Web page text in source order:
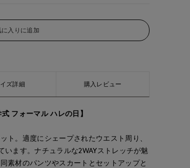
に入りに追加
ズ詳細 購入レビュー
フォーマル ハレの日】
ト。適度にシェープされたウエスト周り、
ます。ナチュラルな2WAYストレッチが魅
素材のパンツやスカートとセットアップと